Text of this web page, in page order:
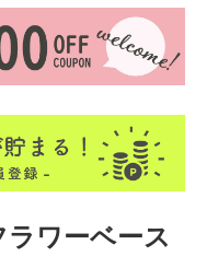
ワーベース